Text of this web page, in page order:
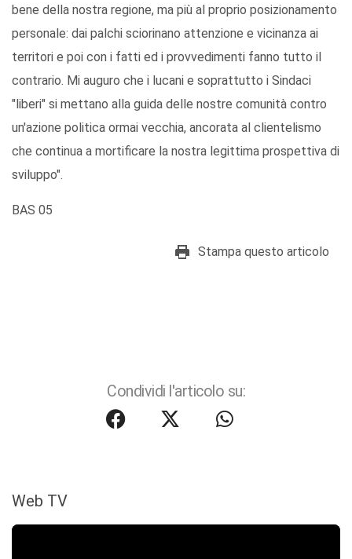
bene della nostra regione, ma più al proprio posizionamento
personale: dai palchi sciorinano attenzione e vicinanza ai
territori e poi con i fatti ed i provvedimenti fanno tutto il
contrario. Mi auguro che i lucani e soprattutto i Sindaci
"liberi" si mettano alla guida delle nostre comunità contro
un'azione politica ormai vecchia, ancorata al clientelismo
che continua a mortificare la nostra legittima prospettiva di
sviluppo".
BAS 05
Stampa questo articolo
Condividi l'articolo su:
Web TV